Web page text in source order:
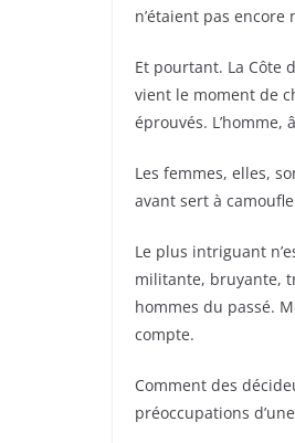
n’étaient pas
Et pourtant. La Côte
vient le moment de
éprouvés.
Les femmes, elles,
avant sert à
Le plus intriguant
militante, bruyante,
hommes du passé.
compte.
Comment des
préoccupations